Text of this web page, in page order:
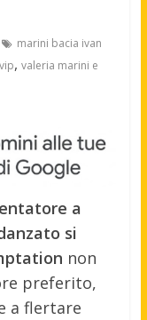
marini bacia ivan
, valeria marini e
a
si
non
preferito,
a flertare